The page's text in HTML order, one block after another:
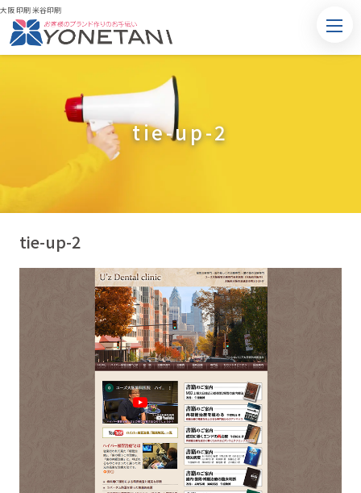
大阪 印刷 米谷印刷
tie-up-2
tie-up-2